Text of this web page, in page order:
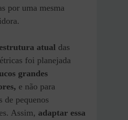
por uma mesma
atual das
foi planejada
grandes
e não para
de pequenos
Assim, adaptar essa